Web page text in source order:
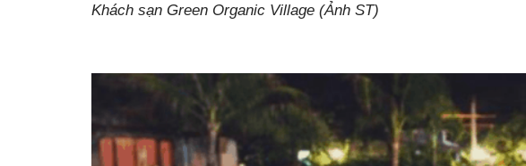
Khách sạn Green Organic Village (Ảnh ST)